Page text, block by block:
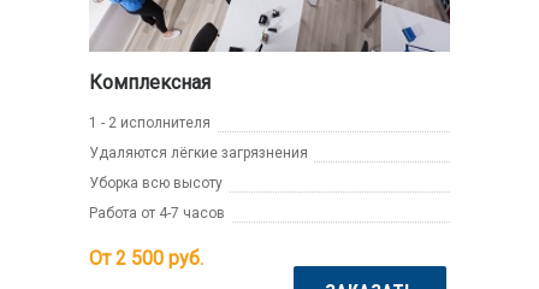
Комплексная
1 - 2 исполнителя
Удаляются лёгкие загрязнения
Уборка всю высоту
Работа от 4-7 часов
От 2 500 руб.